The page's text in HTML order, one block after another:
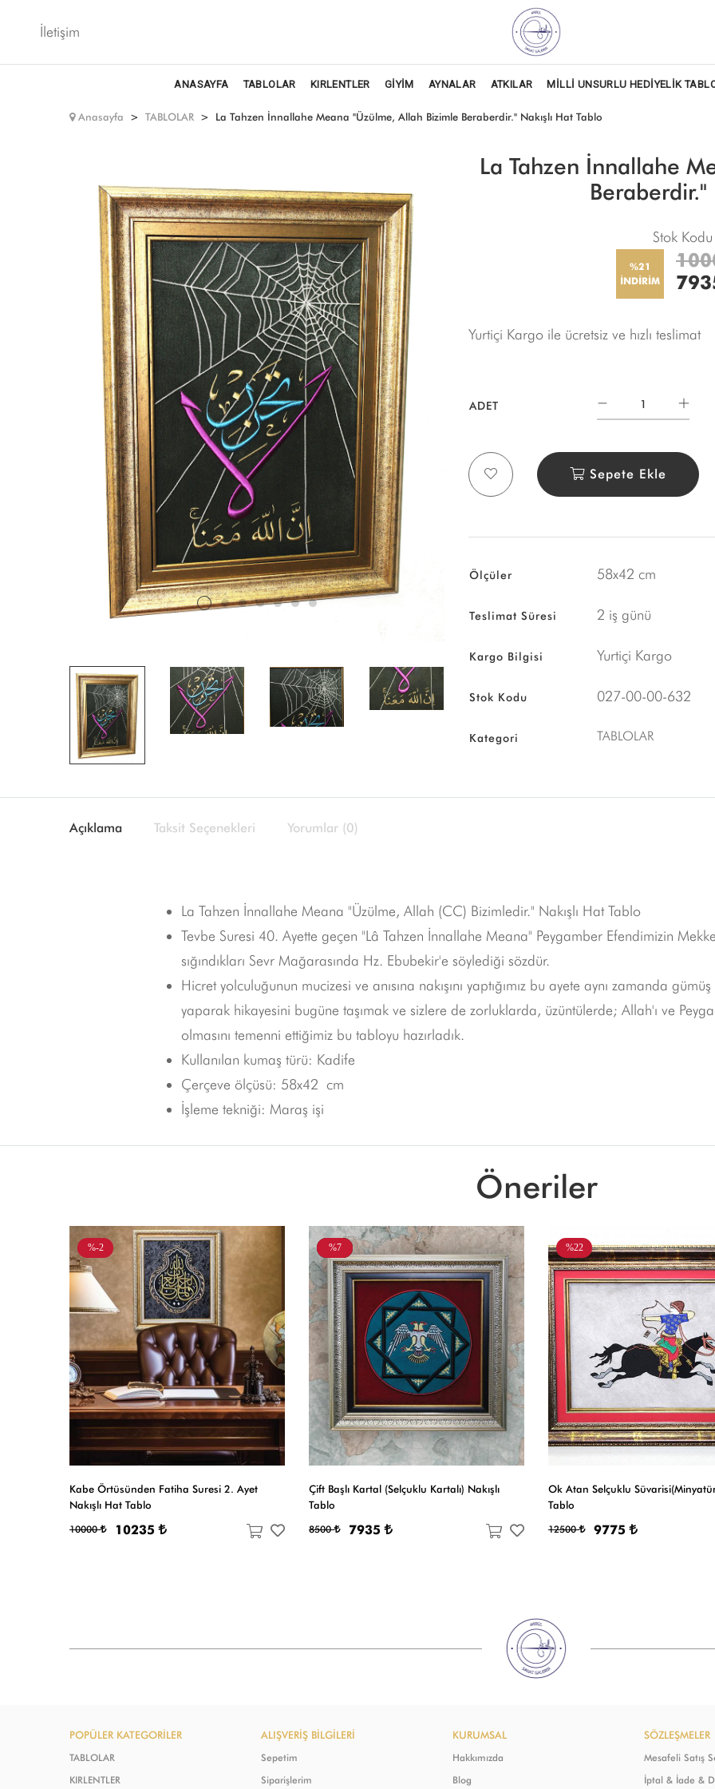
İletişim
ANASAYFA TABLOLAR KIRLENTLER GİYİM AYNALAR ATKILAR MİLLİ UNSURLU HEDİYELİK
Anasayfa TABLOLAR La Tahzen İnnallahe Meana "Üzülme, Allah Bizimle Beraberdir." Nakışlı Hat Tablo
La Tahzen İnnallahe
Beraberdir."
Stok Kodu
%21
İNDİRİM
Yurtiçi Kargo ile ücretsiz ve hızlı teslimat
ADET
Sepete Ekle
Ölçüler 58x42 cm
Teslimat Süresi 2 iş günü
Kargo Bilgisi Yurtiçi Kargo
Stok Kodu 027-00-00-632
Kategori TABLOLAR
Açıklama Taksit Seçenekleri Yorumlar (0)
La Tahzen İnnallahe Meana "Üzülme, Allah (CC) Bizimledir." Nakışlı Hat Tablo
Tevbe Suresi 40. Ayette geçen "Lâ Tahzen İnnallahe Meana" Peygamber Efendimizin
sığındıkları Sevr Mağarasında Hz. Ebubekir'e söylediği sözdür.
Hicret yolculuğunun mucizesi ve anısına nakışını yaptığımız bu ayete aynı zamanda
yaparak hikayesini bugüne taşımak ve sizlere de zorluklarda, üzüntülerde; Allah'ı ve
olmasını temenni ettiğimiz bu tabloyu hazırladık.
Kullanılan kumaş türü: Kadife
Çerçeve ölçüsü: 58x42 cm
İşleme tekniği: Maraş işi
Öneriler
%-2
Kabe Örtüsünden Fatiha Suresi 2. Ayet
Nakışlı Hat Tablo
10000 10235
Yeni
%7
Çift Başlı Kartal (Selçuklu Kartalı) Nakışlı
Tablo
8500 7935
%22
Ok Atan Selçuklu
Tablo
12500 9775
POPÜLER KATEGORİLER
TABLOLAR
KIRLENTLER
ALIŞVERİŞ BİLGİLERİ
Sepetim
Siparişlerim
KURUMSAL
Hakkımızda
Blog
SÖZLEŞMELER
Mesafeli Satış
İptal & İade &